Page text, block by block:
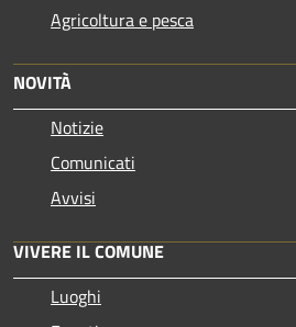
Agricoltura e pesca
NOVITÀ
Notizie
Comunicati
Avvisi
VIVERE IL COMUNE
Luoghi